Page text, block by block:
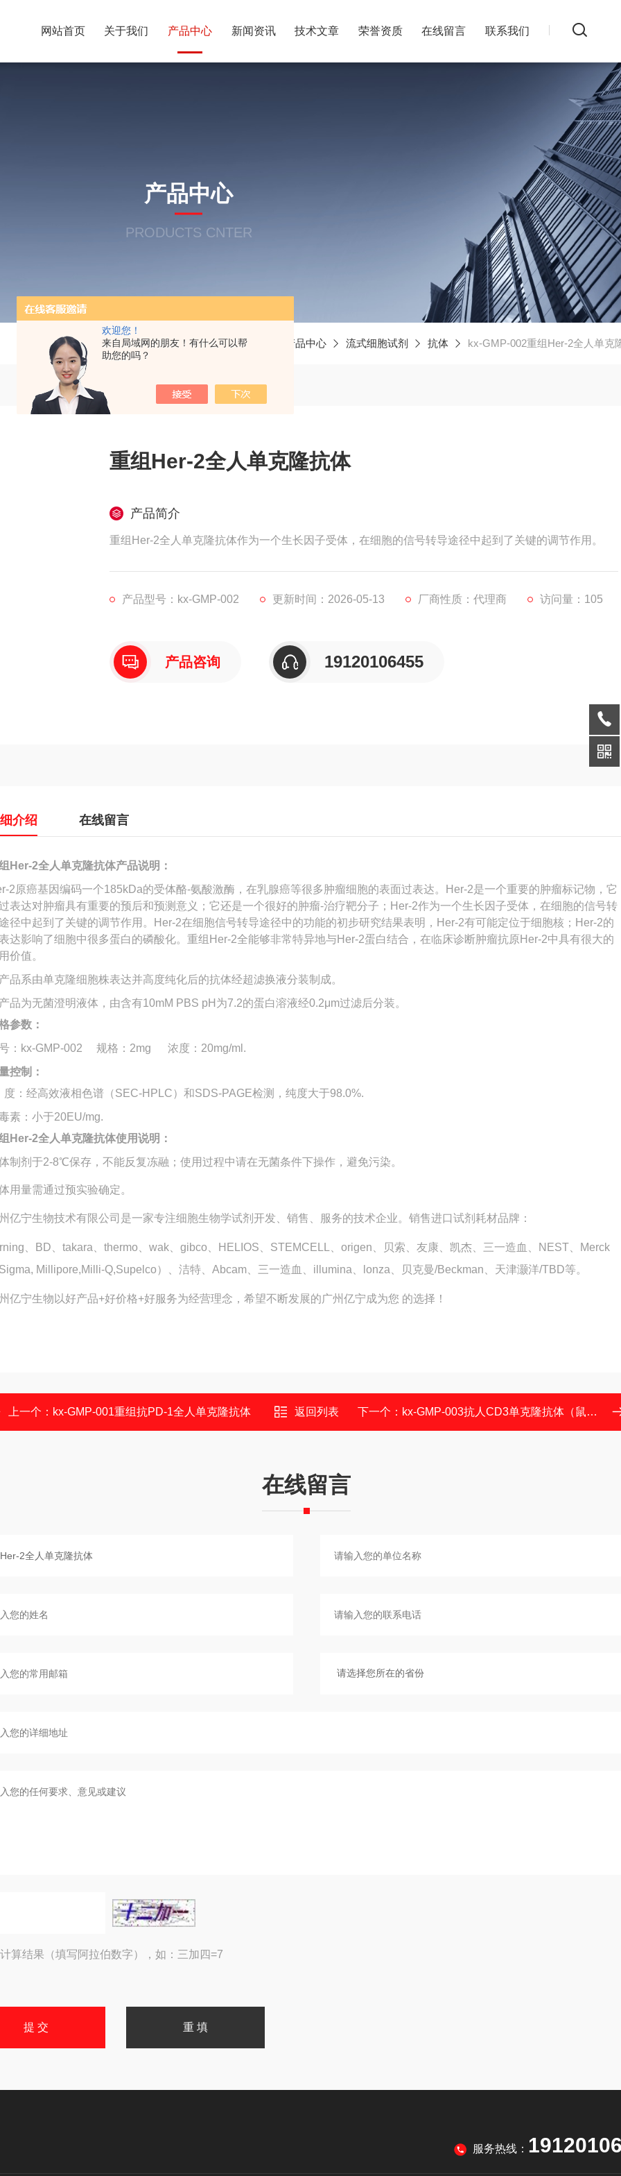
欢迎您！
来自局域网的朋友！有什么可以帮
助您的吗？
网站首页 关于我们 产品中心 新闻资讯 技术文章 荣誉资质 在线留言 联系我们
产品中心
PRODUCTS CNTER
当前位置：首页 产品中心 流式细胞试剂 抗体 kx-GMP-002重组Her-2全人单克
重组Her-2全人单克隆抗体
产品简介
重组Her-2全人单克隆抗体作为一个生长因子受体，在细胞的信号转导途径中起到了关键的调节作用。
产品型号：kx-GMP-002 更新时间：2026-05-13 厂商性质：代理商 访问量：105
产品咨询 19120106455
介绍 在线留言
Her-2全人单克隆抗体产品说明：
2原癌基因编码一个185kDa的受体酪-氨酸激酶，在乳腺癌等很多肿瘤细胞的表面过表达。Her-2是一个重要的肿瘤标记物，它
表达对肿瘤具有重要的预后和预测意义；它还是一个很好的肿瘤-治疗靶分子；Her-2作为一个生长因子受体，在细胞的信号转
径中起到了关键的调节作用。Her-2在细胞信号转导途径中的功能的初步研究结果表明，Her-2有可能定位于细胞核；Her-2的
达影响了细胞中很多蛋白的磷酸化。重组Her-2全能够非常特异地与Her-2蛋白结合，在临床诊断肿瘤抗原Her-2中具有很大的
价值。
品系由单克隆细胞株表达并高度纯化后的抗体经超滤换液分装制成。
品为无菌澄明液体，由含有10mM PBS pH为7.2的蛋白溶液经0.2μm过滤后分装。
参数：
：kx-GMP-002 规格：2mg 浓度：20mg/ml.
控制：
：经高效液相色谱（SEC-HPLC）和SDS-PAGE检测，纯度大于98.0%.
素：小于20EU/mg.
Her-2全人单克隆抗体使用说明：
制剂于2-8℃保存，不能反复冻融；使用过程中请在无菌条件下操作，避免污染。
用量需通过预实验确定。
亿宁生物技术有限公司是一家专注细胞生物学试剂开发、销售、服务的技术企业。销售进口试剂耗材品牌：
、BD、takara、thermo、wak、gibco、HELIOS、STEMCELL、origen、贝索、友康、凯杰、三一造血、NEST、Merck
Millipore,Milli-Q,Supelco）、洁特、Abcam、三一造血、illumina、lonza、贝克曼/Beckman、天津灏洋/TBD等。
亿宁生物以好产品+好价格+好服务为经营理念，希望不断发展的广州亿宁成为您 的选择！
上一个： kx-GMP-001重组抗PD-1全人单克隆抗体 返回列表 下一个： kx-GMP-003抗人CD3单克隆抗体（鼠源）
在线留言
算结果（填写阿拉伯数字），如：三加四=7
服务热线：